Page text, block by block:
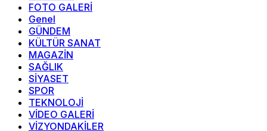
FOTO GALERİ
Genel
GÜNDEM
KÜLTÜR SANAT
MAGAZİN
SAĞLIK
SİYASET
SPOR
TEKNOLOJİ
VİDEO GALERİ
VİZYONDAKİLER